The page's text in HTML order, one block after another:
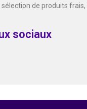
de produits
sociaux